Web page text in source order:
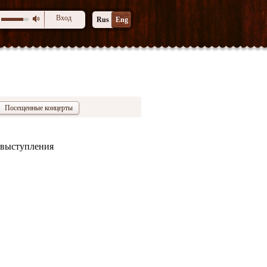
Вход Rus Eng
Посещенные концерты